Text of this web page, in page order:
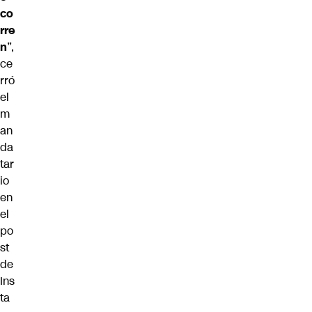
co
rre
n”,
ce
rró
el
m
an
da
tar
io
en
el
po
st
de
Ins
ta